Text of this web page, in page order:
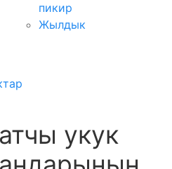
пикир
Жылдык
укук